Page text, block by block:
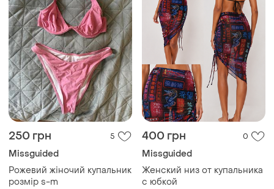
250 грн 5
Missguided
Рожевий жіночий купальник
розмір s-m
400 грн 0
Missguided
Женский низ от купальника
с юбкой